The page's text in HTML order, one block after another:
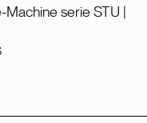
Machine serie STU